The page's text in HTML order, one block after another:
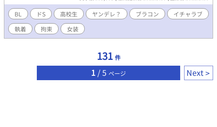
ちゃいました。(ついでに身体も触られちゃいました。)』 男子大
学生×地縛霊 ⑤『ご主人様に専属執事を辞める、異動届けを見ら
れちゃいました。』 ご主人様×専属執事 ⑥『同級生に女装コスプ
レしてたのを見られちゃいました。』 同級生(ちょっとヤンキ
ー)×高校生(気弱) R18的な話には※をつけるようにしました。よ
BL ドS 高校生 ヤンデレ？ ブラコン
イチャラブ
執着
拘束 女装
131 件
1 / 5 ページ Next